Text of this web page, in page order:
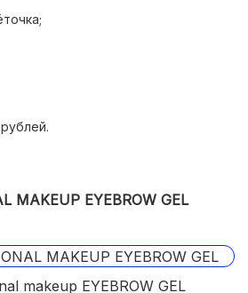
корки.
MAKEUP EYEBROW GEL
makeup EYEBROW GEL